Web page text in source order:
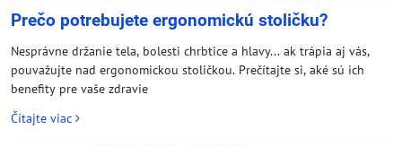
Prečo potrebujete ergonomickú stoličku?
Nesprávne držanie tela, bolesti chrbtice a hlavy... ak trápia aj vás,
pouvažujte nad ergonomickou stoličkou. Prečítajte si, aké sú ich
benefity pre vaše zdravie
Čítajte viac